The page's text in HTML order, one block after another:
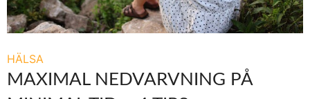
HÄLSA
MAXIMAL NEDVARVNING PÅ